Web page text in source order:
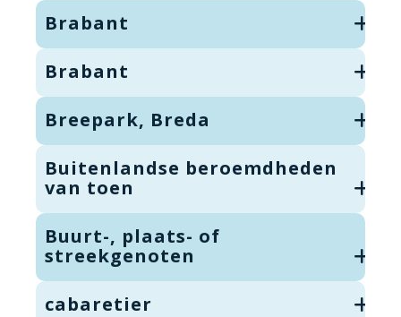
Brabant
Brabant
Breepark, Breda
Buitenlandse beroemdheden
van toen
Buurt-, plaats- of
streekgenoten
cabaretier